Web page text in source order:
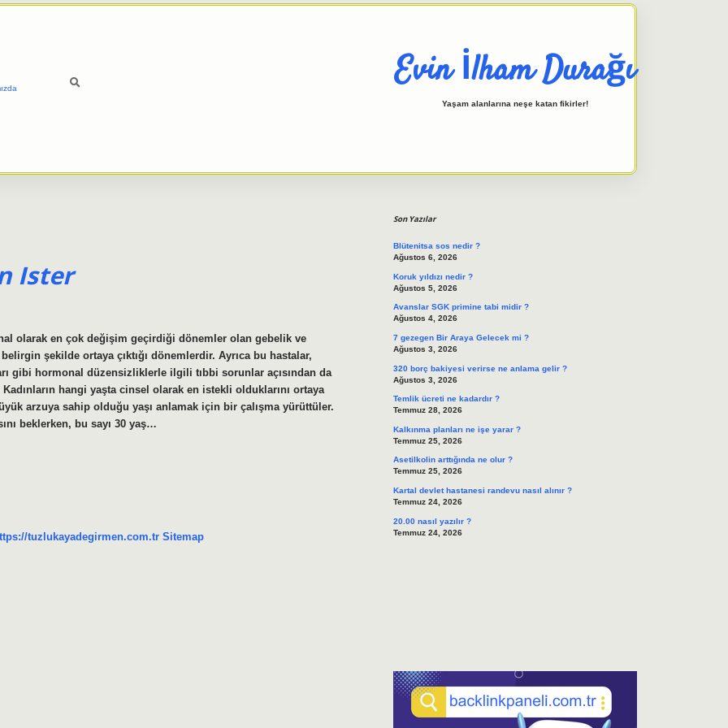
Evin İlham Durağı
Yaşam alanlarına neşe katan fikirler!
Ister
olarak en çok değişim geçirdiği dönemler olan gebelik ve
şekilde ortaya çıktığı dönemlerdir. Ayrıca bu hastalar,
gibi hormonal düzensizliklerle ilgili tıbbi sorunlar açısından da
hangi yaşta cinsel olarak en istekli olduklarını ortaya
arzuya sahip olduğu yaşı anlamak için bir çalışma yürüttüler.
beklerken, bu sayı 30 yaş…
tuzlukayadegirmen.com.tr Sitemap
Son Yazılar
Blütenitsa sos nedir ?
Ağustos 6, 2026
Koruk yıldızı nedir ?
Ağustos 5, 2026
Avanslar SGK primine tabi midir ?
Ağustos 4, 2026
7 gezegen Bir Araya Gelecek mi ?
Ağustos 3, 2026
320 borç bakiyesi verirse ne anlama gelir ?
Ağustos 3, 2026
Temlik ücreti ne kadardır ?
Temmuz 28, 2026
Kalkınma planları ne işe yarar ?
Temmuz 25, 2026
Asetilkolin arttığında ne olur ?
Temmuz 25, 2026
Kartal devlet hastanesi randevu nasıl alınır ?
Temmuz 24, 2026
20.00 nasıl yazılır ?
Temmuz 24, 2026